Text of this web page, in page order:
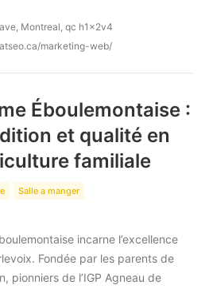
Montreal, qc h1x2v4
marketing-web/
Éboulemontaise :
et qualité en
familiale
Salle a manger
incarne l’excellence
Fondée par les parents de
pionniers de l’IGP Agneau de